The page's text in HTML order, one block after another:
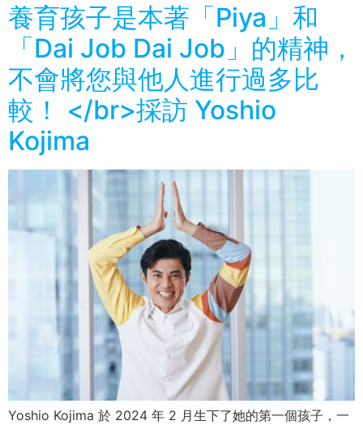
養育孩子是本著「Piya」和
「Dai Job Dai Job」的精神，
不會將您與他人進行過多比
較！ </br>採訪 Yoshio
Kojima
Yoshio Kojima 於 2024 年 2 月生下了她的第一個孩子，一